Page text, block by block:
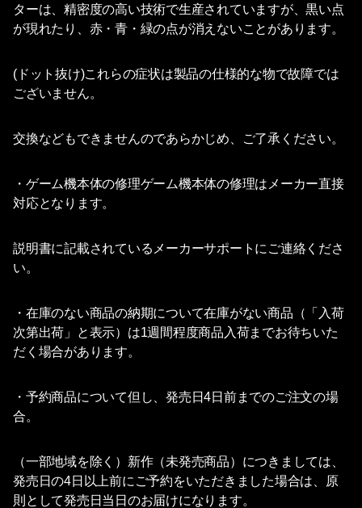
ターは、精密度の高い技術で生産されていますが、黒い点
が現れたり、赤・青・緑の点が消えないことがあります。
(ドット抜け)これらの症状は製品の仕様的な物で故障では
ございません。
交換などもできませんのであらかじめ、ご了承ください。
・ゲーム機本体の修理ゲーム機本体の修理はメーカー直接
対応となります。
説明書に記載されているメーカーサポートにご連絡くださ
い。
・在庫のない商品の納期について在庫がない商品（「入荷
次第出荷」と表示）は1週間程度商品入荷までお待ちいた
だく場合があります。
・予約商品について但し、発売日4日前までのご注文の場
合。
（一部地域を除く）新作（未発売商品）につきましては、
発売日の4日以上前にご予約をいただきました場合は、原
則として発売日当日のお届けになります。